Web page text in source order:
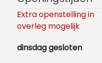
Extra openstelling in
overleg mogelijk
dinsdag gesloten